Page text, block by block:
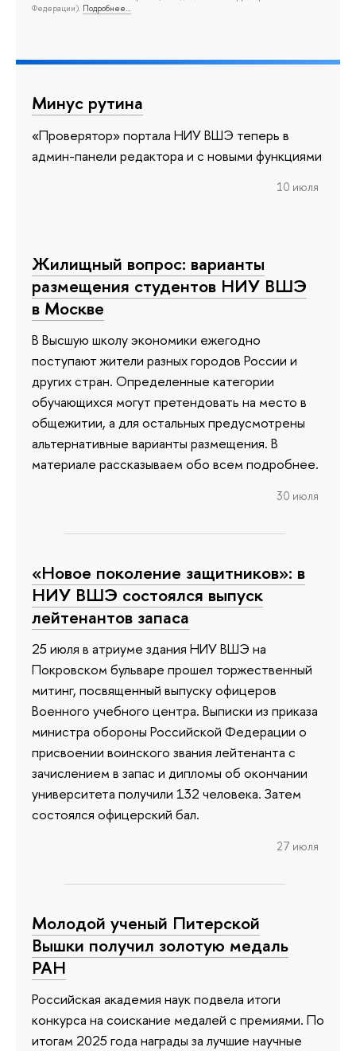
Федерации). Подробнее…
Минус рутина
«Проверятор» портала НИУ ВШЭ теперь в
админ-панели редактора и с новыми функциями
10 июля
Жилищный вопрос: варианты
размещения студентов НИУ ВШЭ
в Москве
В Высшую школу экономики ежегодно
поступают жители разных городов России и
других стран. Определенные категории
обучающихся могут претендовать на место в
общежитии, а для остальных предусмотрены
альтернативные варианты размещения. В
материале рассказываем обо всем подробнее.
30 июля
«Новое поколение защитников»: в
НИУ ВШЭ состоялся выпуск
лейтенантов запаса
25 июля в атриуме здания НИУ ВШЭ на
Покровском бульваре прошел торжественный
митинг, посвященный выпуску офицеров
Военного учебного центра. Выписки из приказа
министра обороны Российской Федерации о
присвоении воинского звания лейтенанта с
зачислением в запас и дипломы об окончании
университета получили 132 человека. Затем
состоялся офицерский бал.
27 июля
Молодой ученый Питерской
Вышки получил золотую медаль
РАН
Российская академия наук подвела итоги
конкурса на соискание медалей с премиями. По
итогам 2025 года награды за лучшие научные